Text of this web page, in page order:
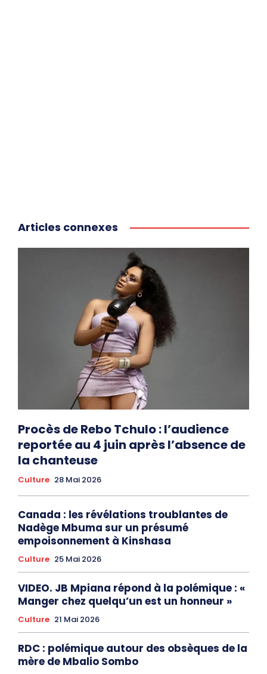
Articles connexes
Procès de Rebo Tchulo : l’audience
reportée au 4 juin après l’absence de
la chanteuse
Culture 28 Mai 2026
Canada : les révélations troublantes de
Nadège Mbuma sur un présumé
empoisonnement à Kinshasa
Culture 25 Mai 2026
VIDEO. JB Mpiana répond à la polémique : «
Manger chez quelqu’un est un honneur »
Culture 21 Mai 2026
RDC : polémique autour des obsèques de la
mère de Mbalio Sombo